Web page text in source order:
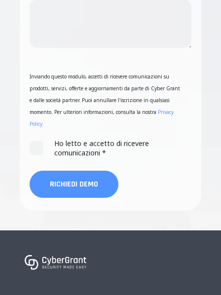
Inviando questo modulo, accetti di ricevere comunicazioni su
prodotti, servizi, offerte e aggiornamenti da parte di Cyber Grant
e dalle società partner. Puoi annullare l'iscrizione in qualsiasi
momento. Per ulteriori informazioni, consulta la nostra Privacy
Policy.
Ho letto e accetto di ricevere
comunicazioni *